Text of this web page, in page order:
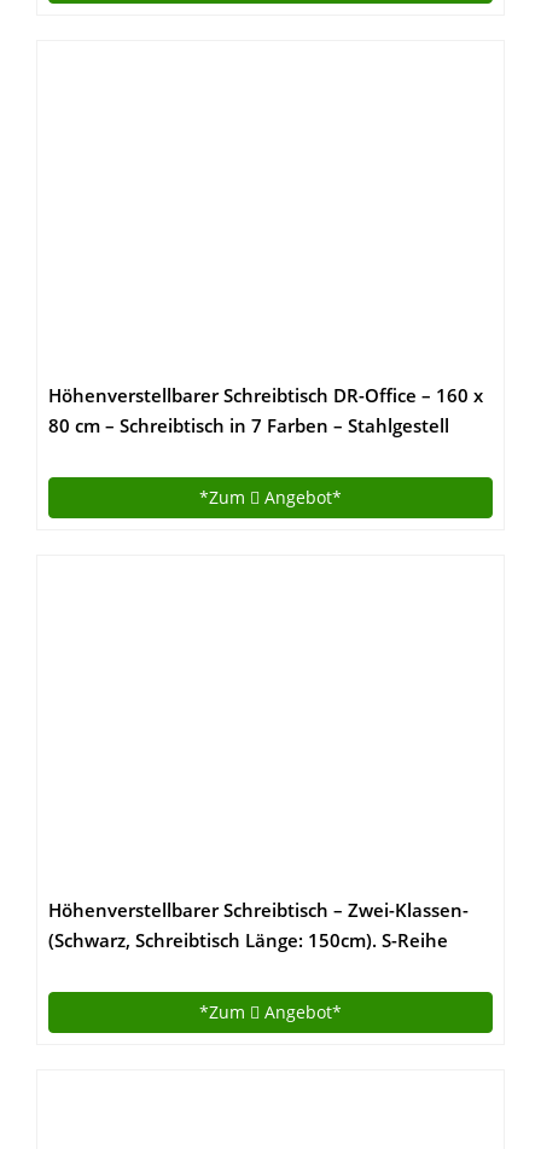
Höhenverstellbarer Schreibtisch DR-Office – 160 x
80 cm – Schreibtisch in 7 Farben – Stahlgestell
Farbe:Ahorn
*Zum Angebot*
Höhenverstellbarer Schreibtisch – Zwei-Klassen-
(Schwarz, Schreibtisch Länge: 150cm). S-Reihe
*Zum Angebot*